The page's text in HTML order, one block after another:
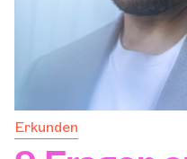
Erkunden
Die